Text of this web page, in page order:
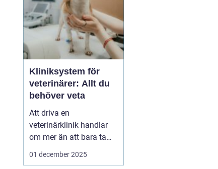
Kliniksystem för
veterinärer: Allt du
behöver veta
Att driva en
veterinärklinik handlar
om mer än att bara ta
hand om djuren.
01 december 2025